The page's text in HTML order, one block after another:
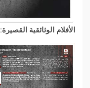
الأفلام الوثائقية القصيرة: